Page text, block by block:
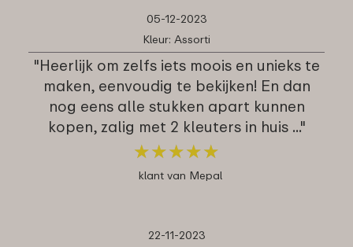
05-12-2023
Kleur: Assorti
"Heerlijk om zelfs iets moois en unieks te
maken, eenvoudig te bekijken! En dan
nog eens alle stukken apart kunnen
kopen, zalig met 2 kleuters in huis ..."
★★★★★
★★★★★
klant van Mepal
22-11-2023